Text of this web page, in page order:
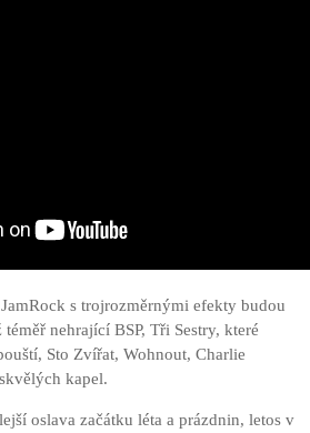
s trojrozměrnými efekty budou
nehrající BSP, Tři Sestry, které
Sto Zvířat, Wohnout, Charlie
kapel.
oslava začátku léta a prázdnin, letos v